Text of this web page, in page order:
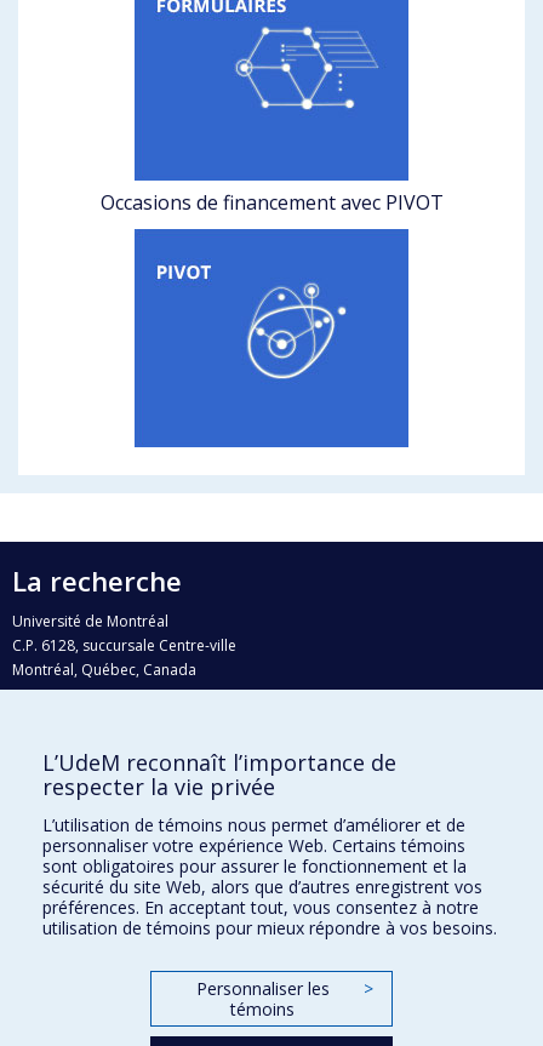
Occasions de financement avec PIVOT
La recherche
Université de Montréal
C.P. 6128, succursale Centre-ville
Montréal, Québec, Canada
H3C 3J7
Qui fait quoi?
Nous trouver
Plan du site
Accessibilité
L’UdeM reconnaît l’importance de
respecter la vie privée
L’utilisation de témoins nous permet d’améliorer et de
personnaliser votre expérience Web. Certains témoins
sont obligatoires pour assurer le fonctionnement et la
sécurité du site Web, alors que d’autres enregistrent vos
préférences. En acceptant tout, vous consentez à notre
utilisation de témoins pour mieux répondre à vos besoins.
Personnaliser les
témoins
>